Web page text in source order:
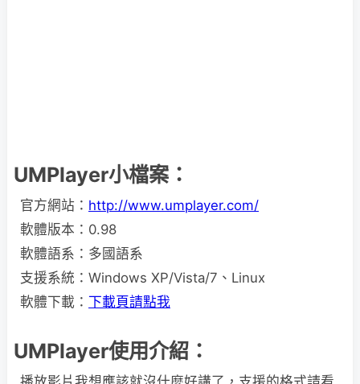
UMPlayer小檔案：
官方網站： http://www.umplayer.com/
軟體版本：0.98
軟體語系：多國語系
支援系統：Windows XP/Vista/7、Linux
軟體下載： 下載頁請點我
UMPlayer使用介紹：